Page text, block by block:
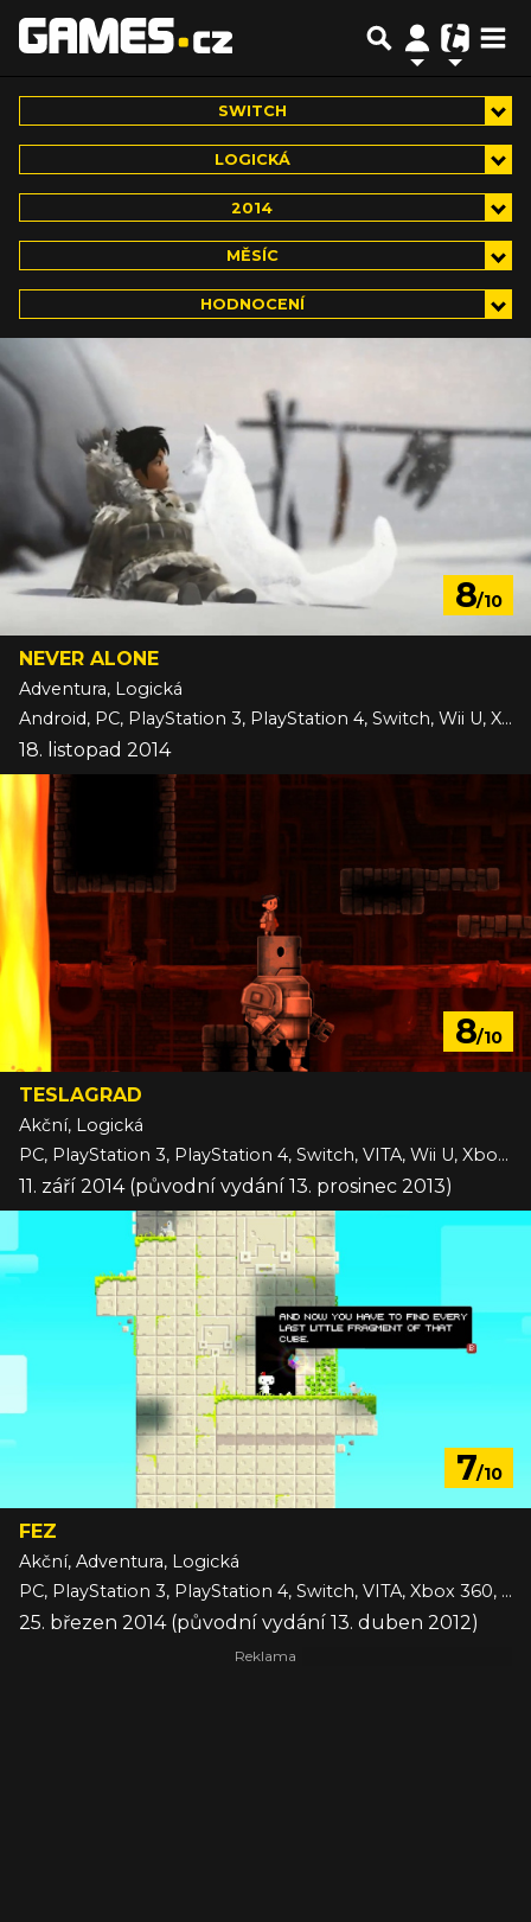
SWITCH
LOGICKÁ
2014
MĚSÍC
HODNOCENÍ
8/10
NEVER ALONE
Adventura, Logická
Android, PC, PlayStation 3, PlayStation 4, Switch, Wii U, Xbox One, iOS
18. listopad 2014
8/10
TESLAGRAD
Akční, Logická
PC, PlayStation 3, PlayStation 4, Switch, VITA, Wii U, Xbox One
11. září 2014 (původní vydání 13. prosinec 2013)
7/10
FEZ
Akční, Adventura, Logická
PC, PlayStation 3, PlayStation 4, Switch, VITA, Xbox 360, iOS
25. březen 2014 (původní vydání 13. duben 2012)